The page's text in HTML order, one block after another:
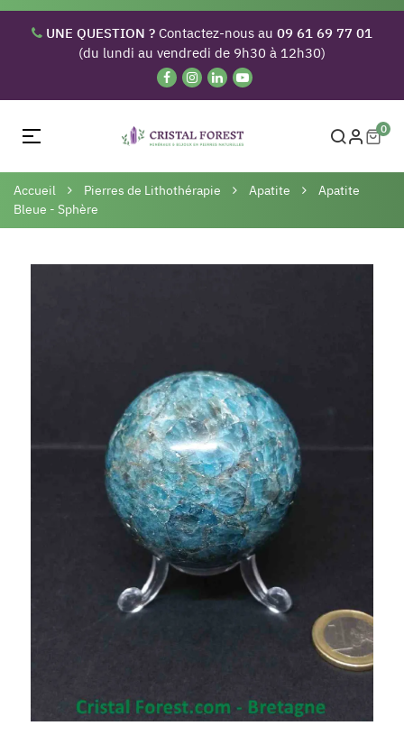
UNE QUESTION ? Contactez-nous au 09 61 69 77 01
(du lundi au vendredi de 9h30 à 12h30)
Basculer
navigation
☰ 0
Accueil Pierres de Lithothérapie Apatite
Apatite
Bleue - Sphère